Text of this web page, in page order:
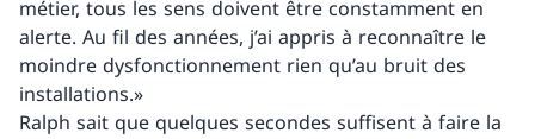
métier, tous les sens doivent être constamment en
alerte. Au fil des années, j’ai appris à reconnaître le
moindre dysfonctionnement rien qu’au bruit des
installations.»
Ralph sait que quelques secondes suffisent à faire la